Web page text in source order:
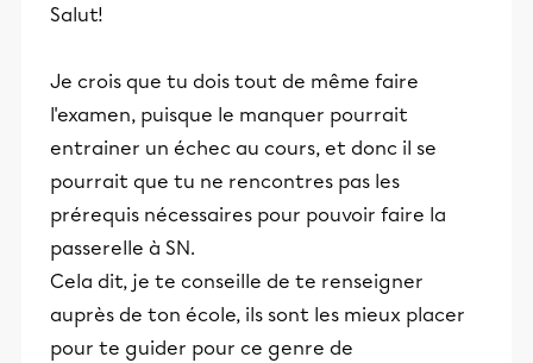
Salut!
Je crois que tu dois tout de même faire
l'examen, puisque le manquer pourrait
entrainer un échec au cours, et donc il se
pourrait que tu ne rencontres pas les
prérequis nécessaires pour pouvoir faire la
passerelle à SN.
Cela dit, je te conseille de te renseigner
auprès de ton école, ils sont les mieux placer
pour te guider pour ce genre de